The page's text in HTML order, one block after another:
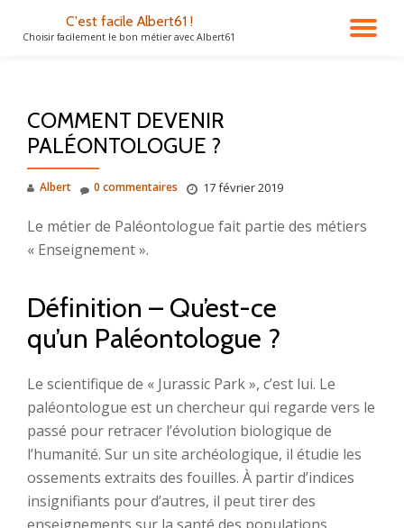
C'est facile Albert61 !
Choisir facilement le bon métier avec Albert61
COMMENT DEVENIR
PALÉONTOLOGUE ?
Albert 17 février 2019
0 commentaires
Le métier de Paléontologue fait partie des métiers
« Enseignement ».
Définition – Qu’est-ce
qu’un Paléontologue ?
Le scientifique de « Jurassic Park », c’est lui. Le
paléontologue est un chercheur qui regarde vers le
passé pour retracer l’évolution biologique de
l’humanité. Sur un site archéologique, il étudie les
ossements extraits des fouilles. À partir d’indices
insignifiants pour d’autres, il peut tirer des